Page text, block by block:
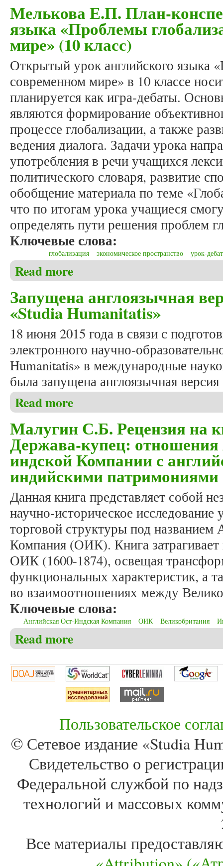
Мелькова Е.П. План-
языка «Проблемы
мире» (10 класс)
Открытый урок английского языка
современном мире» в 10 классе
планируется как игра-дебаты.
являются формирование
процессе глобализации, а также
ведения диалога. Задачи урока
употребления в речи учащихся
политического словаря, развитие
обобщение материала по теме
что по итогам урока учащиеся
определять пути решения проблем
Ключевые слова:
глобализация экономическое пространство урок-
Read more
Запущена англоязычная
«Studia Humanitatis»
18 июня 2015 года в связи с
электронного научно-
Humanitatis» в международные
была запущена англоязычная
Read more
Малугин С.Б. Рецензия на
Держава-купец:
индской Компании с
индийскими патримониями
Данная книга представляет собой
научно-историческое исследование
торговой структуры под названием
Компания (ОИК). Книга затрагивает
ОИК (1600-1874), освещая
функциональных характеристик, а
во взаимоотношениях между
Ключевые слова:
Английская Ост-Индская Компания ОИК Великобритания
Read more
Пользовательское
© Сетевое издание «Studia
Свидетельство о
Федеральной службой по
технологий и массовых
Все материалы